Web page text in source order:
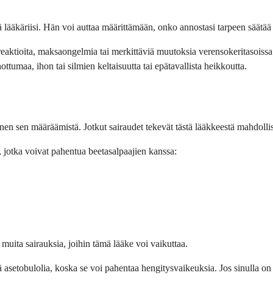
Hän voi auttaa määrittämään, onko annostasi tarpeen
maksaongelmia tai merkittäviä muutoksia
ihon tai silmien keltaisuutta tai epätavallista heikkoutta.
sen määräämistä. Jotkut sairaudet tekevät tästä lääkkeestä
voivat pahentua beetasalpaajien kanssa:
sairauksia, joihin tämä lääke voi vaikuttaa.
koska se voi pahentaa hengitysvaikeuksia. Jos sinulla